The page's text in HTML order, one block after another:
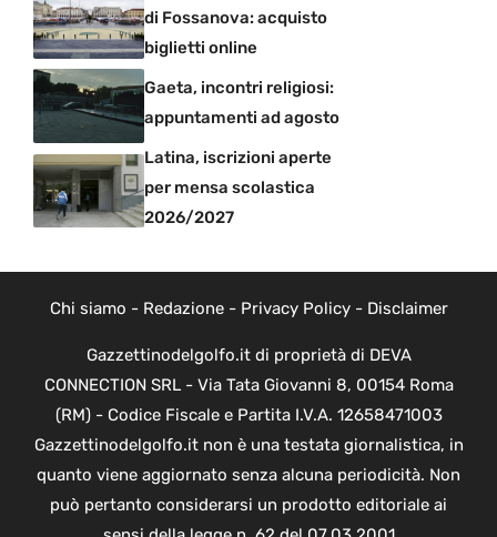
di Fossanova: acquisto
biglietti online
Gaeta, incontri religiosi:
appuntamenti ad agosto
Latina, iscrizioni aperte
per mensa scolastica
2026/2027
Chi siamo - Redazione- Privacy Policy- Disclaimer
Gazzettinodelgolfo.it di proprietà di DEVA
CONNECTION SRL - Via Tata Giovanni 8, 00154 Roma
(RM) - Codice Fiscale e Partita I.V.A. 12658471003
Gazzettinodelgolfo.it non è una testata giornalistica, in
quanto viene aggiornato senza alcuna periodicità. Non
può pertanto considerarsi un prodotto editoriale ai